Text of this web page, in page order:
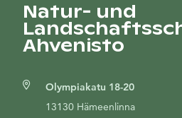
Natur- und
Ahvenisto
Olympiakatu 18-20
13130 Hämeenlinna